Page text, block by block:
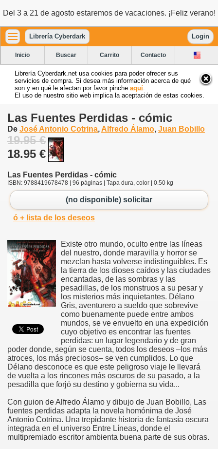
Del 3 a 21 de agosto estaremos de vacaciones. ¡Feliz verano!
Librería Cyberdark Login
Inicio Buscar Carrito Contacto
Librería Cyberdark.net usa cookies para poder ofrecer sus
servicios de compra. Si desea más información acerca de qué
son y en qué le afectan por favor pinche aquí
El uso de nuestro sitio web implica la aceptación de estas cookies.
Las Fuentes Perdidas - cómic
De José Antonio Cotrina, Alfredo Álamo, Juan Bobillo
19.95 €
18.95 €
Las Fuentes Perdidas - cómic
ISBN: 9788419678478 | 96 páginas | Tapa dura, color | 0.50 kg
(no disponible) solicitar
ó + lista de los deseos
Existe otro mundo, oculto entre las líneas
del nuestro, donde maravilla y horror se
mezclan hasta volverse indistinguibles. Es
la tierra de los dioses caídos y las ciudades
encantadas, de las sombras y las
pesadillas, de los monstruos a su pesar y
los misterios más inquietantes. Délano
Gris, aventurero a sueldo que sobrevive
como buenamente puede entre ambos
mundos, se ve envuelto en una expedición
cuyo objetivo es encontrar las fuentes
perdidas: un lugar legendario y de gran
poder donde, según se cuenta, todos los deseos –los más
atroces, los más preciosos– se ven cumplidos. Lo que
Délano desconoce es que este peligroso viaje le llevará
de vuelta a los rincones más oscuros de su pasado, a la
pesadilla que forjó su destino y gobierna su vida...
Con guion de Alfredo Álamo y dibujo de Juan Bobillo, Las
fuentes perdidas adapta la novela homónima de José
Antonio Cotrina. Una trepidante historia de fantasía oscura
integrada en el universo Entre Líneas, donde el
multipremiado escritor ambienta buena parte de sus obras.